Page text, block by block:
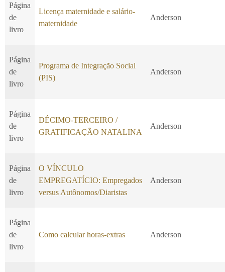
Página
de
livro
Licença maternidade e salário-
maternidade
Anderson
Página
de
livro
Programa de Integração Social
(PIS)
Anderson
Página
de
livro
DÉCIMO-TERCEIRO /
GRATIFICAÇÃO NATALINA
Anderson
Página
de
livro
O VÍNCULO
EMPREGATÍCIO: Empregados
versus Autônomos/Diaristas
Anderson
Página
de
livro
Como calcular horas-extras Anderson